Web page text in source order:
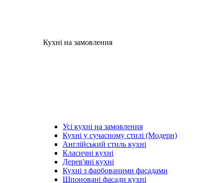
Кухні на замовлення
Усі кухні на замовлення
Кухні у сучасному стилі (Модерн)
Англійський стиль кухні
Класичні кухні
Дерев'яні кухні
Кухні з фарбованими фасадами
Шпоновані фасади кухні